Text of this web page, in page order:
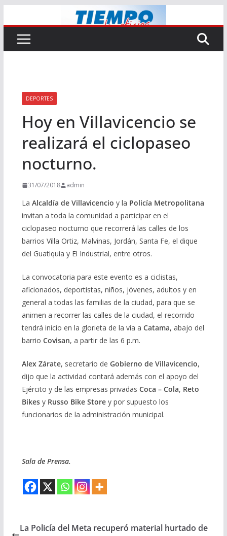
al
contenido
DEPORTES
Hoy en Villavicencio se
realizará el ciclopaseo
nocturno.
31/07/2018 admin
La Alcaldía de Villavicencio y la Policía Metropolitana
invitan a toda la comunidad a participar en el
ciclopaseo nocturno que recorrerá las calles de los
barrios Villa Ortiz, Malvinas, Jordán, Santa Fe, el dique
del Guatiquía y El Industrial, entre otros.
La convocatoria para este evento es a ciclistas,
aficionados, deportistas, niños, jóvenes, adultos y en
general a todas las familias de la ciudad, para que se
animen a recorrer las calles de la ciudad, el recorrido
tendrá inicio en la glorieta de la vía a Catama, abajo del
barrio Covisan, a partir de las 6 p.m.
Alex Zárate, secretario de Gobierno de Villavicencio,
dijo que la actividad contará además con el apoyo del
Ejército y de las empresas privadas Coca – Cola, Reto
Bikesy Russo Bike Storey por supuesto los
funcionarios de la administración municipal.
Sala de Prensa.
La Policía del Meta recuperó material hurtado de